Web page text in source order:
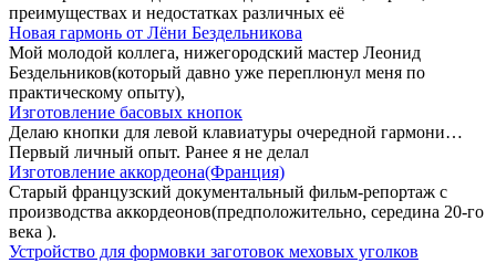
преимуществах и недостатках различных её
Новая гармонь от Лёни Бездельникова
Мой молодой коллега, нижегородский мастер Леонид
Бездельников(который давно уже переплюнул меня по
практическому опыту),
Изготовление басовых кнопок
Делаю кнопки для левой клавиатуры очередной гармони…
Первый личный опыт. Ранее я не делал
Изготовление аккордеона(Франция)
Старый французский документальный фильм-репортаж с
производства аккордеонов(предположительно, середина 20-го
века ).
Устройство для формовки заготовок меховых уголков